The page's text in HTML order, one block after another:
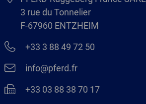
3 rue du Tonnelier
F-67960 ENTZHEIM
+33 3 88 49 72 50
info@pferd.fr
+33 03 88 38 70 17